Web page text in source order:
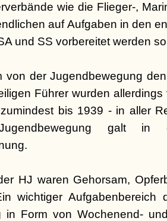
wie die Flieger-,
auf Aufgaben in den
und SS vorbereitet werden
von der Jugendbewegung
Führer wurden
bis 1939 - in aller
galt in
HJ waren Gehorsam,
wichtiger
in Form von Wochenend-